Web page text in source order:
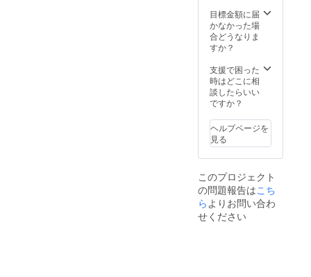
す。各枠ごとに
リターンがござ
いますのでご注
意ください。 ※
ストから２名ご
指名ください。
（キャストの
ページはこち
https://mayuriki
ss.amebaownd.
com/pages/205
8958/gallery
目標金額に届
かなかった場
合どうなりま
すか？
支援で困った
時はどこに相
談したらいい
ですか？
ヘルプページを
見る
このプロジェクト
の問題報告はこち
らよりお問い合わ
せください